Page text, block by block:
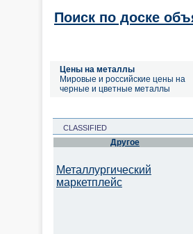
Поиск по доске
Цены на металлы
Мировые и российские цены на
черные и цветные металлы
CLASSIFIED
Другое
Металлургический
маркетплейс